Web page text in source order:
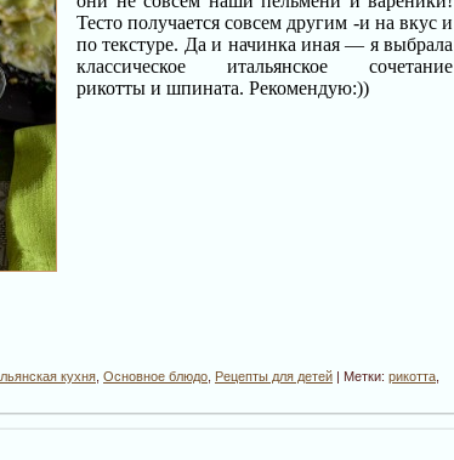
Тесто получается совсем другим -и на вкус и
по текстуре. Да и начинка иная — я выбрала
классическое итальянское сочетание
рикотты и шпината. Рекомендую:))
кухня Основное блюдо Рецепты для детей | Метки: рикотта